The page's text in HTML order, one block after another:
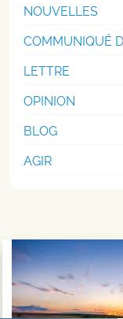
NOUVELLES
COMMUNIQUÉ
LETTRE
OPINION
BLOG
AGIR
Navigation